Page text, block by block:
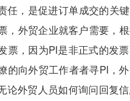
，是促进订单成交的关键
，外贸企业就客户需要，
票，因为PI是非正式的发
的向外贸工作者者寻PI ，
论外贸人员如何询问回复